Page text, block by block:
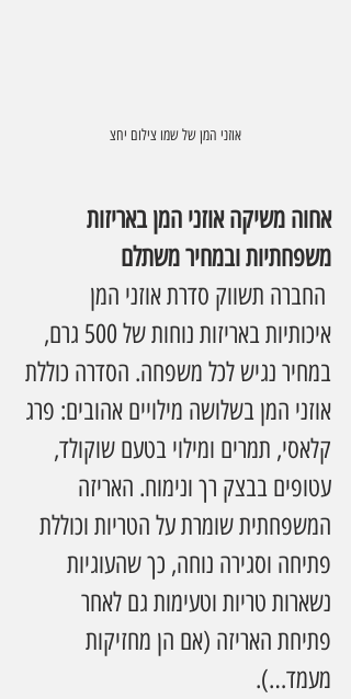
אוזני המן של שמו צילום יחצ
אחוה משיקה אוזני המן באריזות
משפחתיות ובמחיר משתלם
החברה תשווק סדרת אוזני המן
איכותיות באריזות נוחות של 500 גרם,
במחיר נגיש לכל משפחה. הסדרה כוללת
אוזני המן בשלושה מילויים אהובים: פרג
קלאסי, תמרים ומילוי בטעם שוקולד,
עטופים בבצק רך ונימוח. האריזה
המשפחתית שומרת על הטריות וכוללת
פתיחה וסגירה נוחה, כך שהעוגיות
נשארות טריות וטעימות גם לאחר
פתיחת האריזה (אם הן מחזיקות
מעמד…).